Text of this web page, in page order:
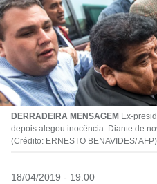
DERRADEIRA MENSAGEM Ex-
depois alegou inocência. Diante de
(Crédito: ERNESTO BENAVIDES/ AFP)
18/04/2019 - 19:00